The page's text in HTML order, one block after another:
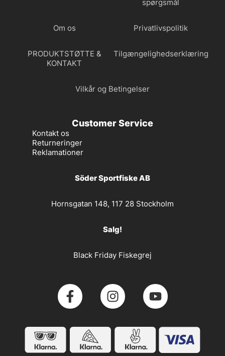
spørgsmål
Om os Privatlivspolitik
PRODUKTSTØTTE &
KONTAKT
Tilgængelighedserklæring
Vilkår og Betingelser
Customer Service
Kontakt os
Returneringer
Reklamationer
Söder Sportfiske AB
Hornsgatan 148, 117 28 Stockholm
Salg!
Black Friday Fiskegrej